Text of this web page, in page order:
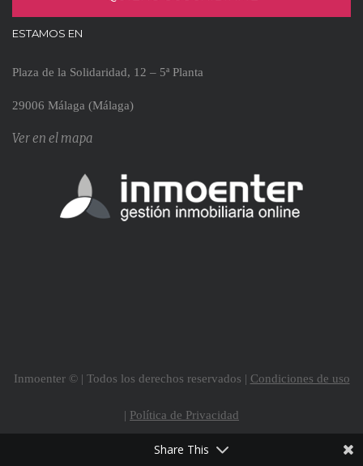
ESTAMOS EN
Plaza de la Solidaridad, 12 – 5ª Planta
29006 Málaga (Málaga)
Ver en el mapa
Inmoenter © | Todos los derechos reservados | Condiciones de uso
| Política de Privacidad
Share This